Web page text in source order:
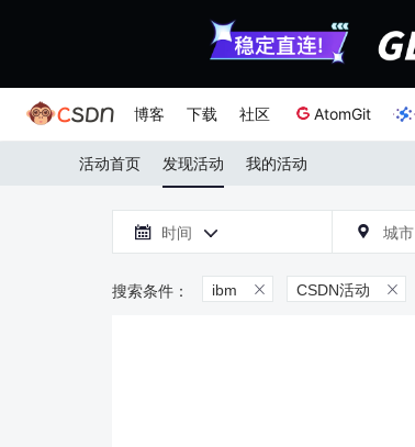
博客 下载 社区 AtomGit
活动首页 发现活动 我的活动
 时间   城市
ibm  CSDN活动 